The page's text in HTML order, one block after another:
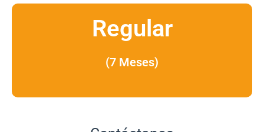
Regular
(7 Meses)